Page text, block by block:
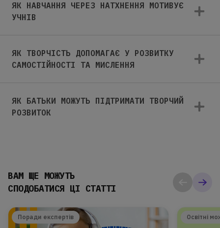
ЯК НАВЧАННЯ ЧЕРЕЗ НАТХНЕННЯ МОТИВУЄ
УЧНІВ
ЯК ТВОРЧІСТЬ ДОПОМАГАЄ У РОЗВИТКУ
САМОСТІЙНОСТІ ТА МИСЛЕННЯ
ЯК БАТЬКИ МОЖУТЬ ПІДТРИМАТИ ТВОРЧИЙ
РОЗВИТОК
ВАМ ЩЕ МОЖУТЬ
СПОДОБАТИСЯ ЦІ СТАТТІ
Поради експертів Освітні